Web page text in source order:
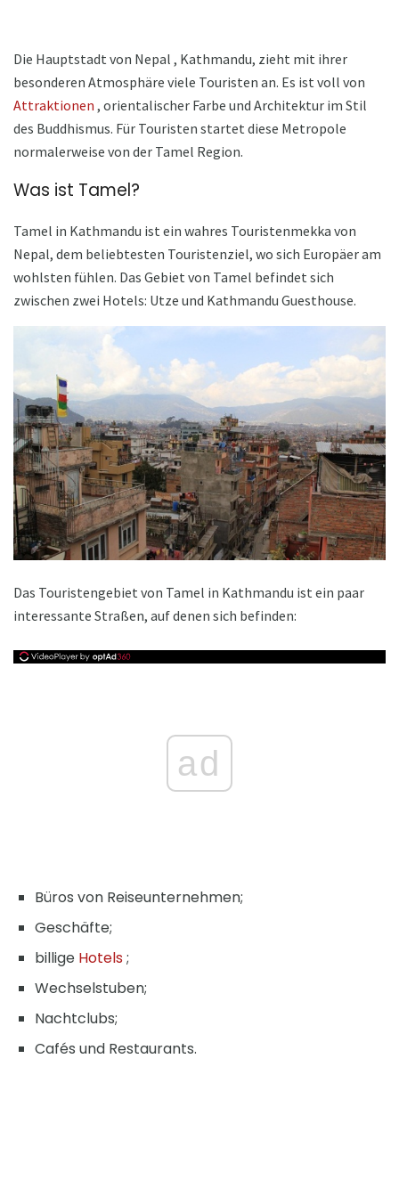
Die Hauptstadt von Nepal , Kathmandu, zieht mit ihrer
besonderen Atmosphäre viele Touristen an. Es ist voll von
Attraktionen , orientalischer Farbe und Architektur im Stil
des Buddhismus. Für Touristen startet diese Metropole
normalerweise von der Tamel Region.
Was ist Tamel?
Tamel in Kathmandu ist ein wahres Touristenmekka von
Nepal, dem beliebtesten Touristenziel, wo sich Europäer am
wohlsten fühlen. Das Gebiet von Tamel befindet sich
zwischen zwei Hotels: Utze und Kathmandu Guesthouse.
Das Touristengebiet von Tamel in Kathmandu ist ein paar
interessante Straßen, auf denen sich befinden:
ad
Büros von Reiseunternehmen;
Geschäfte;
billige Hotels;
Wechselstuben;
Nachtclubs;
Cafés und Restaurants.